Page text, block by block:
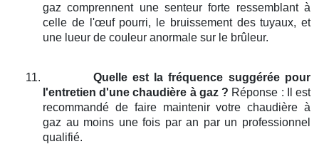
gaz comprennent une senteur forte ressemblant à
celle de l'œuf pourri, le bruissement des tuyaux, et
une lueur de couleur anormale sur le brûleur.
11.
Quelle est la fréquence suggérée pour
l'entretien d'une chaudière à gaz ? Réponse : Il est
recommandé de faire maintenir votre chaudière à
gaz au moins une fois par an par un professionnel
qualifié.